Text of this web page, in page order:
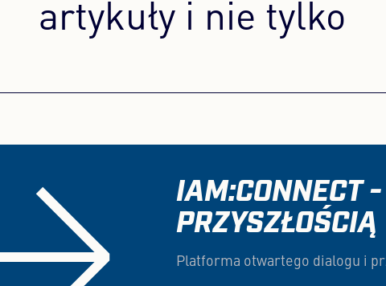
artykuły i nie tylko
IAM:CONNECT
PRZYSZŁOŚCIĄ
Platforma otwartego dialogu i